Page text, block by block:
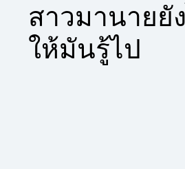
สาวมานายยั
ให้มันรู้ไป